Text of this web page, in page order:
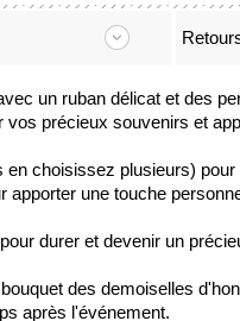
un ruban délicat et des
précieux souvenirs et
choisissez plusieurs)
une touche
durer et devenir un
des demoiselles
après l'événement.